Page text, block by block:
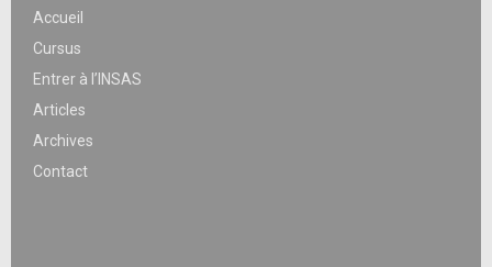
Accueil
Cursus
Entrer à l’INSAS
Articles
Archives
Contact